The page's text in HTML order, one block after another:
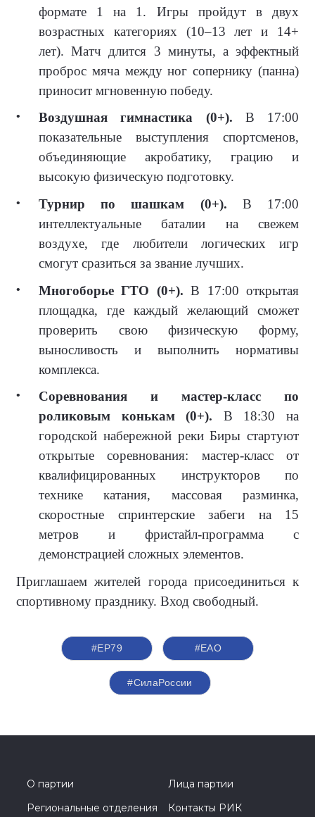
формате 1 на 1. Игры пройдут в двух
возрастных категориях (10–13 лет и 14+
лет). Матч длится 3 минуты, а эффектный
проброс мяча между ног сопернику (панна)
приносит мгновенную победу.
Воздушная гимнастика (0+). В 17:00
показательные выступления спортсменов,
объединяющие акробатику, грацию и
высокую физическую подготовку.
Турнир по шашкам (0+). В 17:00
интеллектуальные баталии на свежем
воздухе, где любители логических игр
смогут сразиться за звание лучших.
Многоборье ГТО (0+). В 17:00 открытая
площадка, где каждый желающий сможет
проверить свою физическую форму,
выносливость и выполнить нормативы
комплекса.
Соревнования и мастер-класс по
роликовым конькам (0+). В 18:30 на
городской набережной реки Биры стартуют
открытые соревнования: мастер-класс от
квалифицированных инструкторов по
технике катания, массовая разминка,
скоростные спринтерские забеги на 15
метров и фристайл-программа с
демонстрацией сложных элементов.
Приглашаем жителей города присоединиться к
спортивному празднику. Вход свободный.
#ЕР79 #ЕАО
#СилаРоссии
О партии
Лица партии
Региональные отделения
Контакты РИК